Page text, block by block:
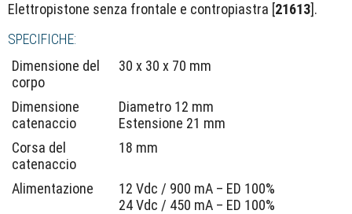
Elettropistone senza frontale e contropiastra [21613].
SPECIFICHE:
Dimensione del
corpo
30 x 30 x 70 mm
Dimensione
catenaccio
Diametro 12 mm
Estensione 21 mm
Corsa del
catenaccio
18 mm
Alimentazione
12 Vdc / 900 mA – ED 100%
24 Vdc / 450 mA – ED 100%